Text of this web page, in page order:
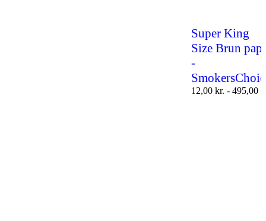
Super King
Size Brun
-
12,00 kr. - 495,00